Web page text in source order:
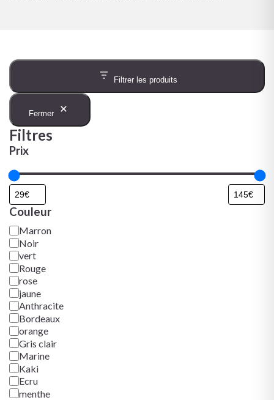
Filtrer les produits
Fermer
Filtres
Prix
Couleur
Marron
Noir
vert
Rouge
rose
jaune
Anthracite
Bordeaux
orange
Gris clair
Marine
Kaki
Ecru
menthe